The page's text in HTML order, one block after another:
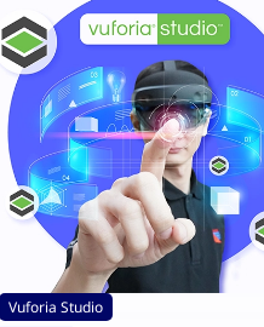
Vuforia Studio